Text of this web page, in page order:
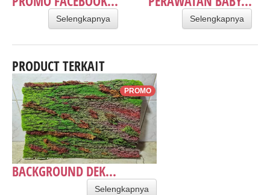
Selengkapnya Selengkapnya
PRODUCT TERKAIT
PROMO
BACKGROUND DEK...
Selengkapnya